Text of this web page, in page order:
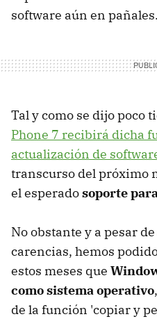
software aún en pañales.
Tal y como se dijo poco
Phone 7 recibirá dicha
actualización de
transcurso del próximo
el esperadosoporte
No obstante y a pesar
carencias, hemos
estos meses que
como sistema operativo
de la función 'copiar y